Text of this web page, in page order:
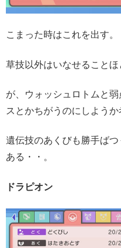
こまった時はこれを出す。
草技以外はいなせることほ
が、ウォッシュロトムと
スとかちがうのにしようか
遺伝技のあくびも勝手ば
ある・・。
ドラピオン